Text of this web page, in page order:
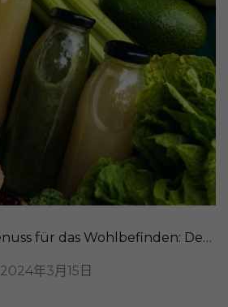
Frühlingshafter Genuss für das Wohlbefinden: Detox-Rezepte zur Reinigung unseres Organismus
2024年3月15日